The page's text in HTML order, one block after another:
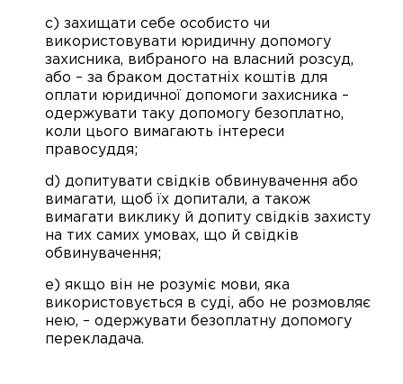
c) захищати себе особисто чи
використовувати юридичну допомогу
захисника, вибраного на власний розсуд,
або – за браком достатніх коштів для
оплати юридичної допомоги захисника –
одержувати таку допомогу безоплатно,
коли цього вимагають інтереси
правосуддя;
d) допитувати свідків обвинувачення або
вимагати, щоб їх допитали, а також
вимагати виклику й допиту свідків захисту
на тих самих умовах, що й свідків
обвинувачення;
e) якщо він не розуміє мови, яка
використовується в суді, або не розмовляє
нею, – одержувати безоплатну допомогу
перекладача.